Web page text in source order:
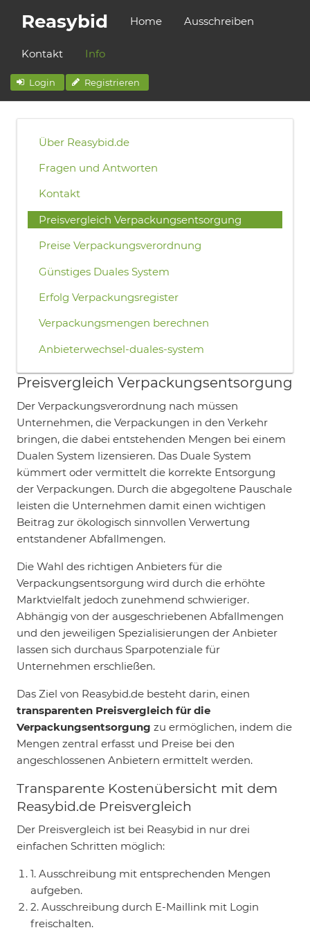
Reasybid Home Ausschreiben
Kontakt Info
Login Registrieren
Über Reasybid.de
Fragen und Antworten
Kontakt
Preisvergleich Verpackungsentsorgung
Preise Verpackungsverordnung
Günstiges Duales System
Erfolg Verpackungsregister
Verpackungsmengen berechnen
Anbieterwechsel-duales-system
Preisvergleich Verpackungsentsorgung
Der Verpackungsverordnung nach müssen
Unternehmen, die Verpackungen in den Verkehr
bringen, die dabei entstehenden Mengen bei einem
Dualen System lizensieren. Das Duale System
kümmert oder vermittelt die korrekte Entsorgung
der Verpackungen. Durch die abgegoltene Pauschale
leisten die Unternehmen damit einen wichtigen
Beitrag zur ökologisch sinnvollen Verwertung
entstandener Abfallmengen.
Die Wahl des richtigen Anbieters für die
Verpackungsentsorgung wird durch die erhöhte
Marktvielfalt jedoch zunehmend schwieriger.
Abhängig von der ausgeschriebenen Abfallmengen
und den jeweiligen Spezialisierungen der Anbieter
lassen sich durchaus Sparpotenziale für
Unternehmen erschließen.
Das Ziel von Reasybid.de besteht darin, einen
transparenten Preisvergleich für die
Verpackungsentsorgung zu ermöglichen, indem die
Mengen zentral erfasst und Preise bei den
angeschlossenen Anbietern ermittelt werden.
Transparente Kostenübersicht mit dem
Reasybid.de Preisvergleich
Der Preisvergleich ist bei Reasybid in nur drei
einfachen Schritten möglich:
1. Ausschreibung mit entsprechenden Mengen
aufgeben.
2. Ausschreibung durch E-Maillink mit Login
freischalten.